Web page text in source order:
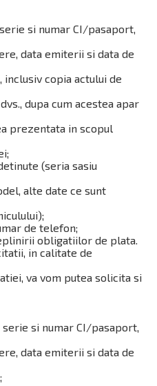
si numar CI/pasaport,
data emiterii si data de
copia actului de
dupa cum acestea apar
prezentata in scopul
(seria sasiu
alte date ce sunt
de telefon;
obligatiilor de plata.
in calitate de
va vom putea solicita si
si numar CI/pasaport,
data emiterii si data de